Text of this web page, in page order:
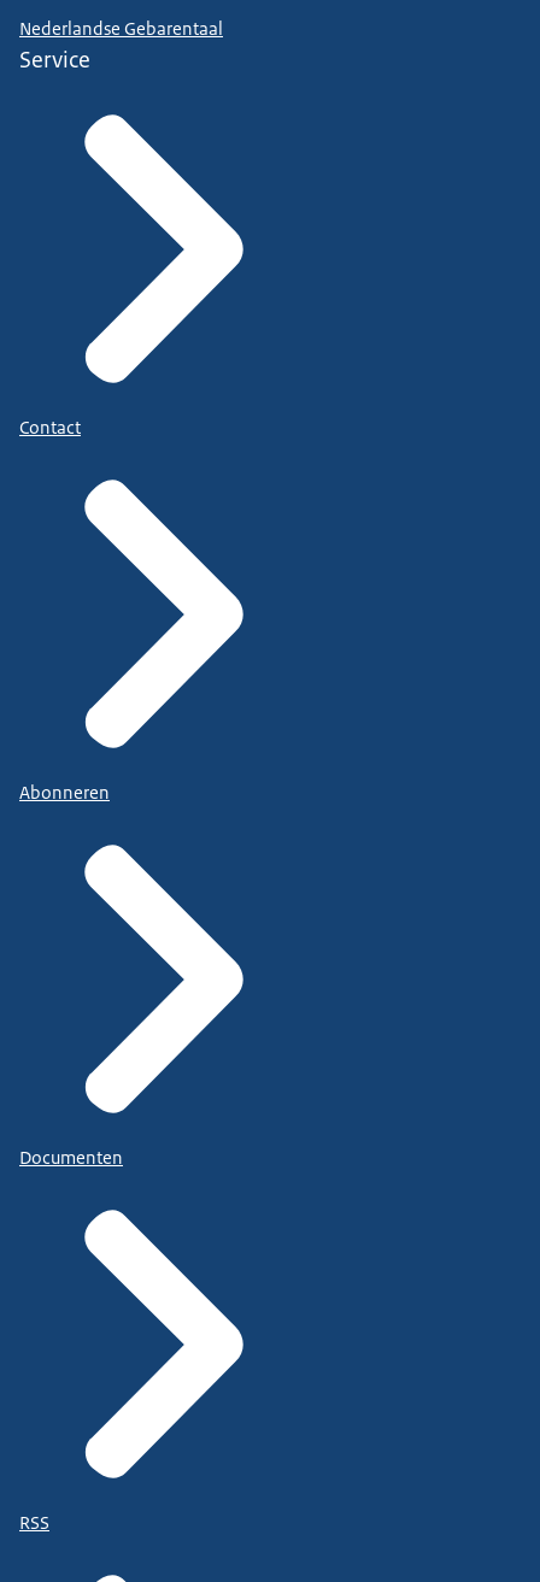
Nederlandse Gebarentaal
Service
Contact
Abonneren
Documenten
RSS